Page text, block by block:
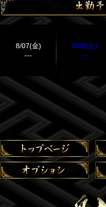
8/07(金)
---
8/08(土)
---